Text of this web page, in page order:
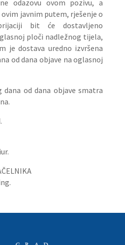
odazovu ovom pozivu, a
javnim putem, rješenje o
bit će dostavljeno
ploči nadležnog tijela,
je dostava uredno izvršena
od dana objave na oglasnoj
od dana objave smatra